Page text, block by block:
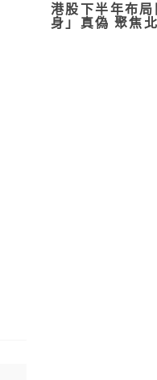
港股下半年布
身」真偽 聚焦